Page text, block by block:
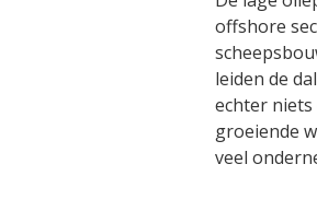
offshore
leiden de
echter niets
groeiende
veel